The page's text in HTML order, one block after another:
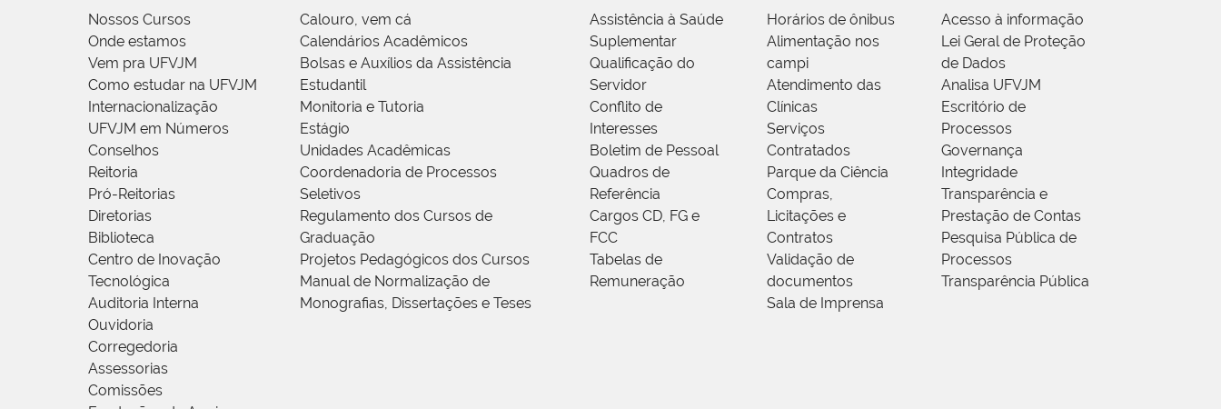
Nossos Cursos
Onde estamos
Vem pra UFVJM
Como estudar na UFVJM
Internacionalização
UFVJM em Números
Conselhos
Reitoria
Pró-Reitorias
Diretorias
Biblioteca
Centro de Inovação
Tecnológica
Auditoria Interna
Ouvidoria
Corregedoria
Assessorias
Comissões
Calouro, vem cá
Calendários Acadêmicos
Bolsas e Auxílios da Assistência
Estudantil
Monitoria e Tutoria
Estágio
Unidades Acadêmicas
Coordenadoria de Processos
Seletivos
Regulamento dos Cursos de
Graduação
Projetos Pedagógicos dos Cursos
Manual de Normalização de
Monografias, Dissertações e Teses
Assistência à Saúde
Suplementar
Qualificação do
Servidor
Conflito de
Interesses
Boletim de Pessoal
Quadros de
Referência
Cargos CD, FG e
FCC
Tabelas de
Remuneração
Horários de ônibus
Alimentação nos
campi
Atendimento das
Clínicas
Serviços
Contratados
Parque da Ciência
Compras,
Licitações e
Contratos
Validação de
documentos
Sala de Imprensa
Acesso à informação
Lei Geral de Proteção
de Dados
Analisa UFVJM
Escritório de
Processos
Governança
Integridade
Transparência e
Prestação de Contas
Pesquisa Pública de
Processos
Transparência Pública